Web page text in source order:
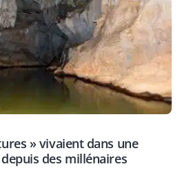
» vivaient dans une
des millénaires